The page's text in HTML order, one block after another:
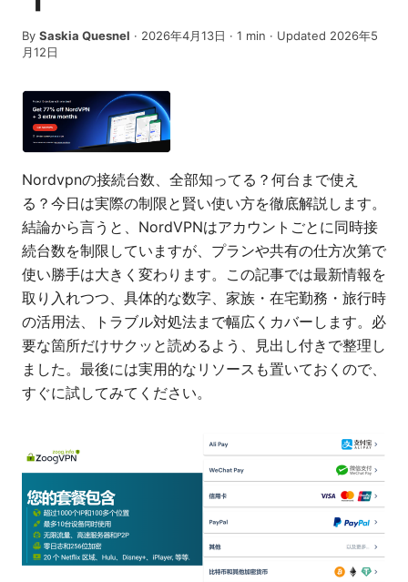
By Saskia Quesnel · 2026年4月13日 · 1 min · Updated 2026年5
月12日
Nordvpnの接続台数、全部知ってる？何台まで使え
る？今日は実際の制限と賢い使い方を徹底解説します。
結論から言うと、NordVPNはアカウントごとに同時接
続台数を制限していますが、プランや共有の仕方次第で
使い勝手は大きく変わります。この記事では最新情報を
取り入れつつ、具体的な数字、家族・在宅勤務・旅行時
の活用法、トラブル対処法まで幅広くカバーします。必
要な箇所だけサクッと読めるよう、見出し付きで整理し
ました。最後には実用的なリソースも置いておくので、
すぐに試してみてください。